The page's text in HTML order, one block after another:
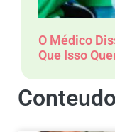
O Médico
Que Isso